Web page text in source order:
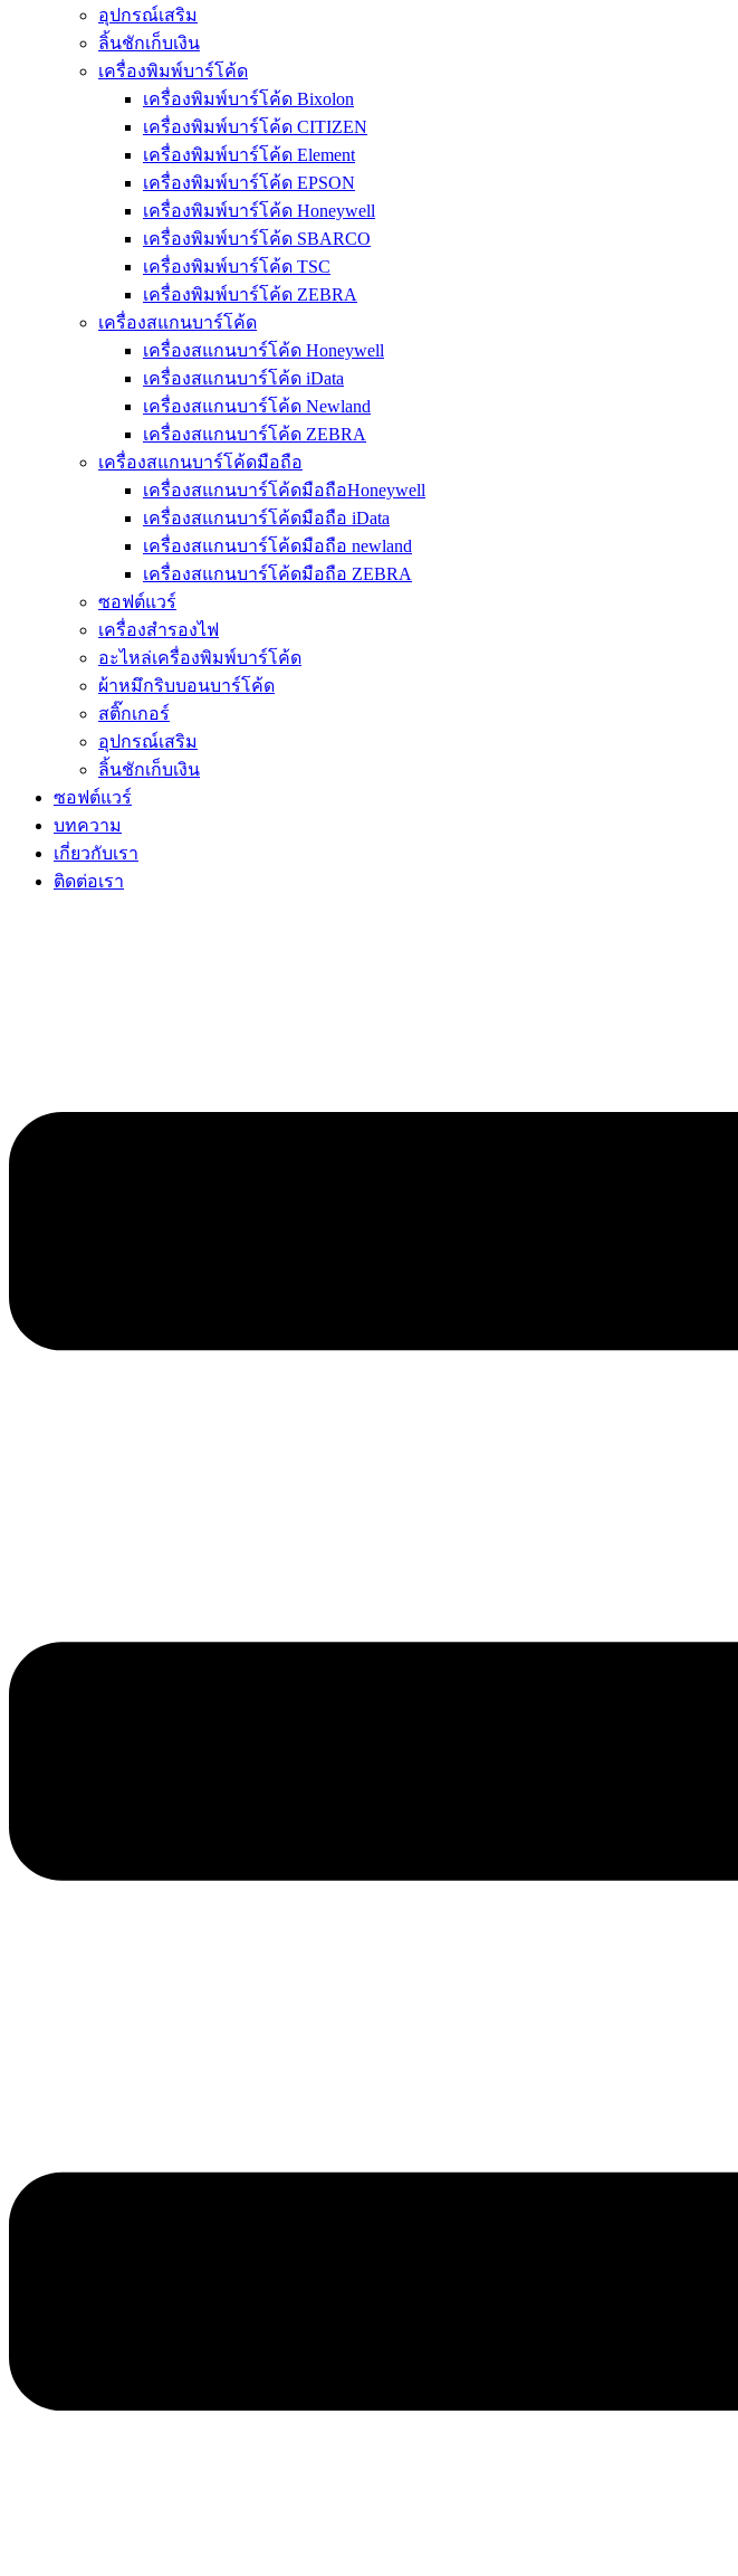
อุปกรณ์เสริม
ลิ้นชักเก็บเงิน
เครื่องพิมพ์บาร์โค้ด
เครื่องพิมพ์บาร์โค้ด Bixolon
เครื่องพิมพ์บาร์โค้ด CITIZEN
เครื่องพิมพ์บาร์โค้ด Element
เครื่องพิมพ์บาร์โค้ด EPSON
เครื่องพิมพ์บาร์โค้ด Honeywell
เครื่องพิมพ์บาร์โค้ด SBARCO
เครื่องพิมพ์บาร์โค้ด TSC
เครื่องพิมพ์บาร์โค้ด ZEBRA
เครื่องสแกนบาร์โค้ด
เครื่องสแกนบาร์โค้ด Honeywell
เครื่องสแกนบาร์โค้ด iData
เครื่องสแกนบาร์โค้ด Newland
เครื่องสแกนบาร์โค้ด ZEBRA
เครื่องสแกนบาร์โค้ดมือถือ
เครื่องสแกนบาร์โค้ดมือถือHoneywell
เครื่องสแกนบาร์โค้ดมือถือ iData
เครื่องสแกนบาร์โค้ดมือถือ newland
เครื่องสแกนบาร์โค้ดมือถือ ZEBRA
ซอฟต์แวร์
เครื่องสำรองไฟ
อะไหล่เครื่องพิมพ์บาร์โค้ด
ผ้าหมึกริบบอนบาร์โค้ด
สติ๊กเกอร์
อุปกรณ์เสริม
ลิ้นชักเก็บเงิน
ซอฟต์แวร์
บทความ
เกี่ยวกับเรา
ติดต่อเรา